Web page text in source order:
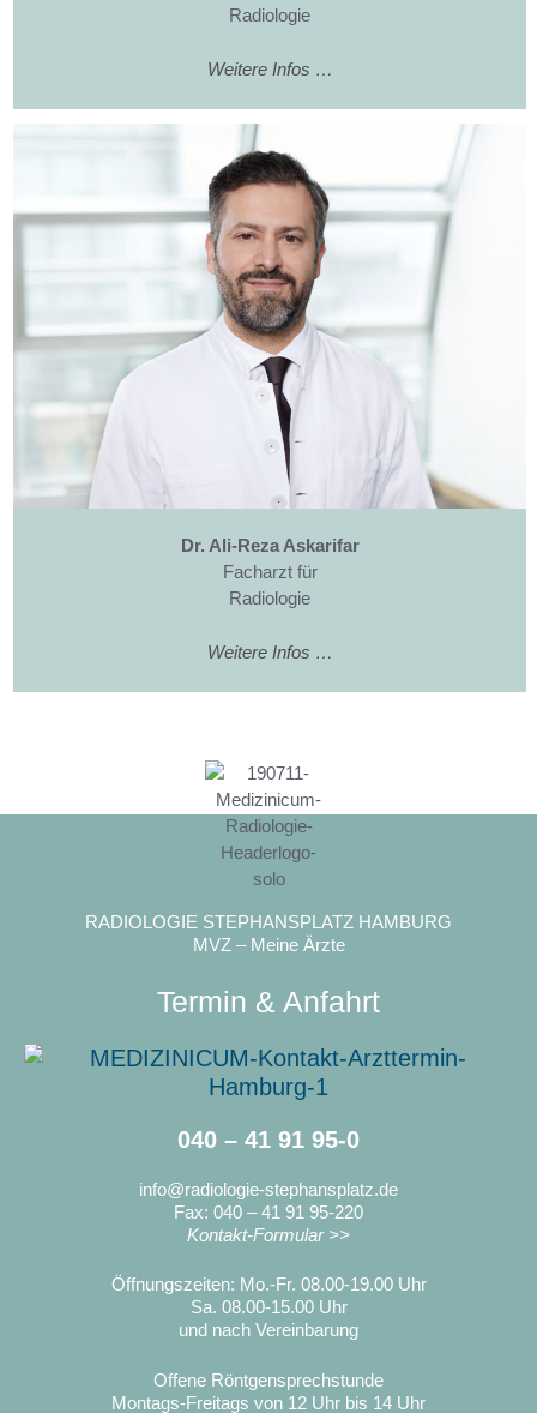
Radiologie
Weitere Infos …
Dr. Ali-Reza Askarifar
Facharzt für
Radiologie
Weitere Infos …
RADIOLOGIE STEPHANSPLATZ HAMBURG
MVZ – Meine Ärzte
Termin & Anfahrt
040 – 41 91 95-0
info@radiologie-stephansplatz.de
Fax: 040 – 41 91 95-220
Kontakt-Formular >>
Öffnungszeiten: Mo.-Fr. 08.00-19.00 Uhr
Sa. 08.00-15.00 Uhr
und nach Vereinbarung
Offene Röntgensprechstunde
Montags-Freitags von 12 Uhr bis 14 Uhr